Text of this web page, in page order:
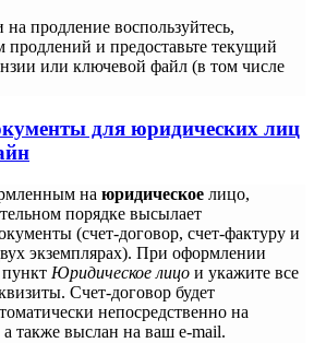
продление воспользуйтесь,
и предоставьте текущий
или ключевой файл (в том числе
для юридических лиц
на юридическое лицо,
порядке высылает
(счет-договор, счет-фактуру и
экземплярах). При оформлении
пункт Юридическое лицо и укажите все
Счет-договор будет
непосредственно на
а также выслан на ваш e-mail.